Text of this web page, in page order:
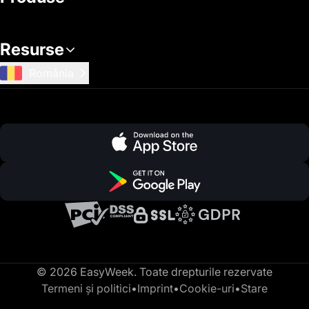
Resurse
© 2026 EasyWeek. Toate drepturile rezervate
Termeni și politici•Imprint•Cookie-uri•Stare